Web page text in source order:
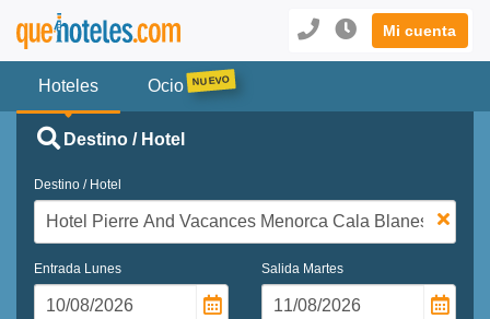
Mi cuenta
Hoteles Ocio
Destino / Hotel
Destino / Hotel
Entrada Lunes Salida Martes